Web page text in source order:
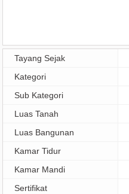
Tayang Sejak
Kategori
Sub Kategori
Luas Tanah
Luas Bangunan
Kamar Tidur
Kamar Mandi
Sertifikat